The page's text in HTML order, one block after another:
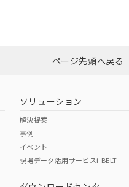
ードはこちらページ先頭へ戻る
ソリューション
解決提案
事例
イベント
現場データ活用サービスi-BELT